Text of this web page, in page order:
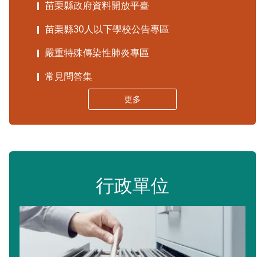
苗栗縣政府資料開放平臺
苗栗縣30人以下學校公告專區
嚴重特殊傳染性肺炎專區
常見問答集
更多
行政單位